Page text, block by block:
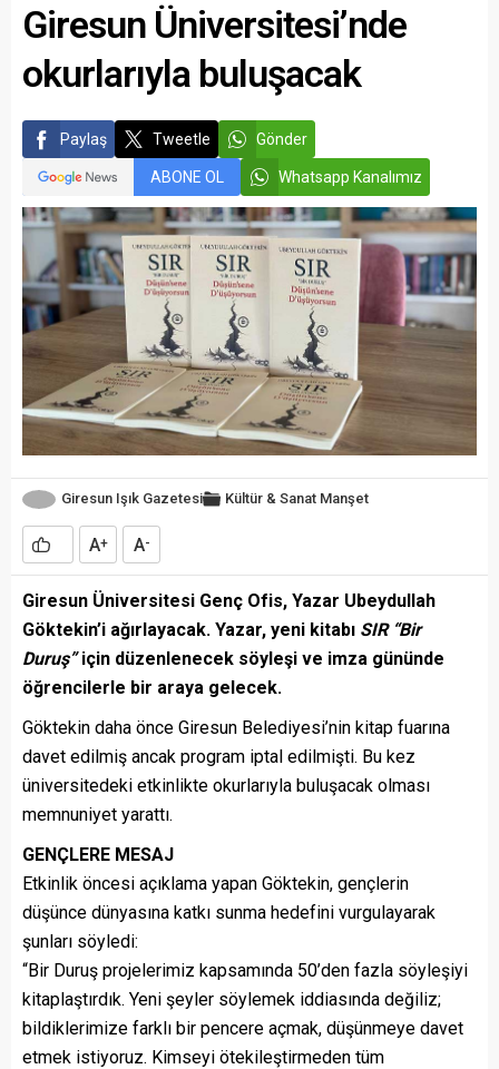
Giresun Üniversitesi’nde
okurlarıyla buluşacak
Paylaş Tweetle Gönder
ABONE OL Whatsapp Kanalımız
Giresun Işık Gazetesi Kültür & Sanat Manşet
A+ A-
Giresun Üniversitesi Genç Ofis, Yazar Ubeydullah
Göktekin’i ağırlayacak. Yazar, yeni kitabı SIR “Bir
Duruş”için düzenlenecek söyleşi ve imza gününde
öğrencilerle bir araya gelecek.
Göktekin daha önce Giresun Belediyesi’nin kitap fuarına
davet edilmiş ancak program iptal edilmişti. Bu kez
üniversitedeki etkinlikte okurlarıyla buluşacak olması
memnuniyet yarattı.
GENÇLERE MESAJ
Etkinlik öncesi açıklama yapan Göktekin, gençlerin
düşünce dünyasına katkı sunma hedefini vurgulayarak
şunları söyledi:
“Bir Duruş projelerimiz kapsamında 50’den fazla söyleşiyi
kitaplaştırdık. Yeni şeyler söylemek iddiasında değiliz;
bildiklerimize farklı bir pencere açmak, düşünmeye davet
etmek istiyoruz. Kimseyi ötekileştirmeden tüm